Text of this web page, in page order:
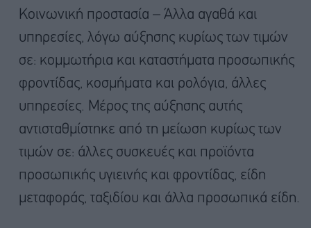
Κοινωνική προστασία – Άλλα αγαθά και
υπηρεσίες, λόγω αύξησης κυρίως των τιμών
σε: κομμωτήρια και καταστήματα προσωπικής
φροντίδας, κοσμήματα και ρολόγια, άλλες
υπηρεσίες. Μέρος της αύξησης αυτής
αντισταθμίστηκε από τη μείωση κυρίως των
τιμών σε: άλλες συσκευές και προϊόντα
προσωπικής υγιεινής και φροντίδας, είδη
μεταφοράς, ταξιδίου και άλλα προσωπικά είδη.